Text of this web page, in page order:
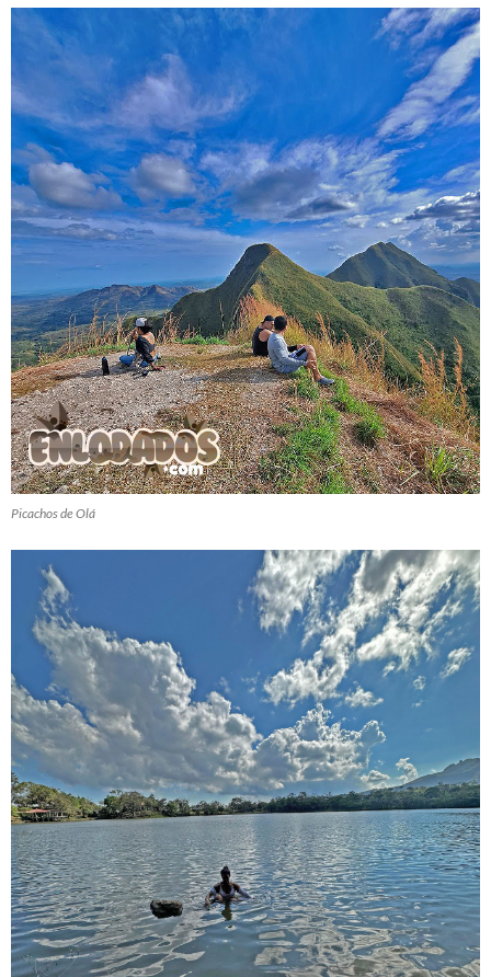
Picachos de Olá